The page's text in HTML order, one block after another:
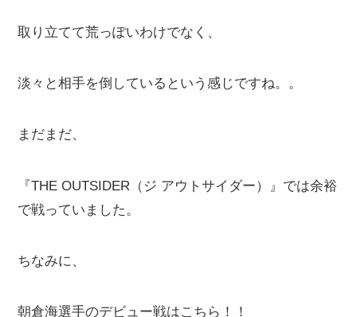
取り立てて荒っぽいわけでなく、
淡々と相手を倒しているという感じですね。。
まだまだ、
『THE OUTSIDER（ジ アウトサイダー）』では余裕
で戦っていました。
ちなみに、
朝倉海選手のデビュー戦はこちら！！